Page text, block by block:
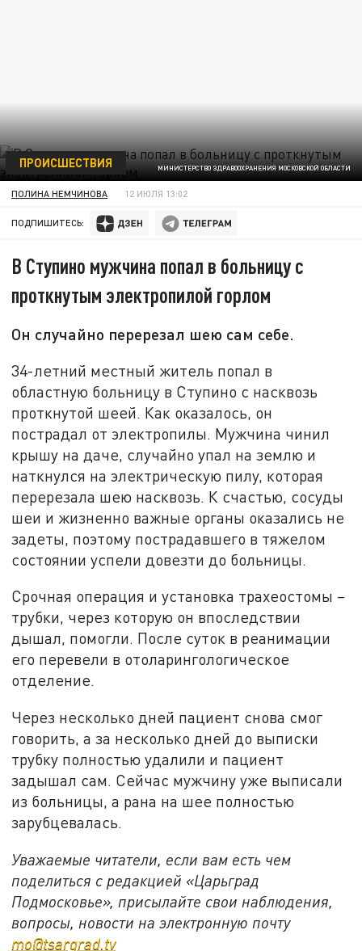
МИНИСТЕРСТВО ЗДРАВООХРАНЕНИЯ МОСКОВСКОЙ ОБЛАСТИ
ПРОИСШЕСТВИЯ
ПОЛИНА НЕМЧИНОВА 12 ИЮЛЯ 13:02
ПОДПИШИТЕСЬ:
В Ступино мужчина попал в больницу с
проткнутым электропилой горлом
Он случайно перерезал шею сам себе.
34-летний местный житель попал в
областную больницу в Ступино с насквозь
проткнутой шеей. Как оказалось, он
пострадал от электропилы. Мужчина чинил
крышу на даче, случайно упал на землю и
наткнулся на электрическую пилу, которая
перерезала шею насквозь. К счастью, сосуды
шеи и жизненно важные органы оказались не
задеты, поэтому пострадавшего в тяжелом
состоянии успели довезти до больницы.
Срочная операция и установка трахеостомы –
трубки, через которую он впоследствии
дышал, помогли. После суток в реанимации
его перевели в отоларингологическое
отделение.
Через несколько дней пациент снова смог
говорить, а за несколько дней до выписки
трубку полностью удалили и пациент
задышал сам. Сейчас мужчину уже выписали
из больницы, а рана на шее полностью
зарубцевалась.
Уважаемые читатели, если вам есть чем
поделиться с редакцией «Царьград
Подмосковье», присылайте свои наблюдения,
вопросы, новости на электронную почту
mo@tsargrad.tv